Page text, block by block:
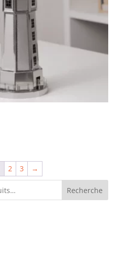
2 3 →
Recherche